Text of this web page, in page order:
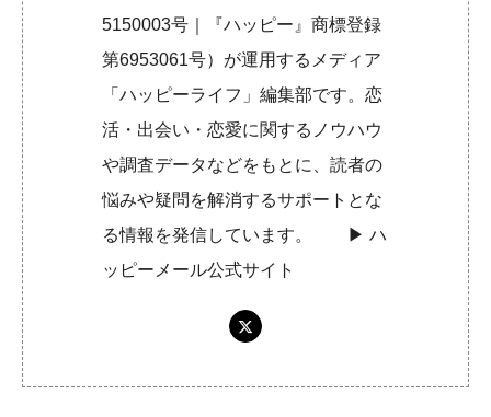
5150003号｜『ハッピー』商標登録
第6953061号）が運用するメディア
「ハッピーライフ」編集部です。恋
活・出会い・恋愛に関するノウハウ
や調査データなどをもとに、読者の
悩みや疑問を解消するサポートとな
る情報を発信しています。 ▶︎ハ
ッピーメール公式サイト